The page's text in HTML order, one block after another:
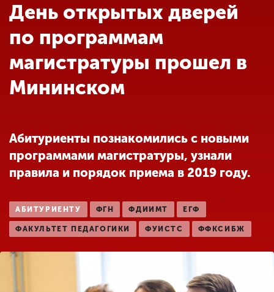
Абитуриенту
Обучение
Международная
деятельность
Другие виды
деятельности
День открытых дверей
по программам
магистратуры прошел в
Мининском
Абитуриенты познакомились с новыми
программами магистратуры, узнали
правила и порядок приема в 2019 году.
АБИТУРИЕНТУ ФГН ФДИИМТ ЕГФ
ФАКУЛЬТЕТ ПЕДАГОГИКИ ФУИСТС ФФКСИБЖ